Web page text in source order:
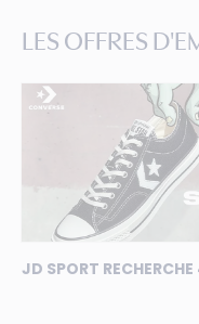
LES OFFRES
JD SPORT